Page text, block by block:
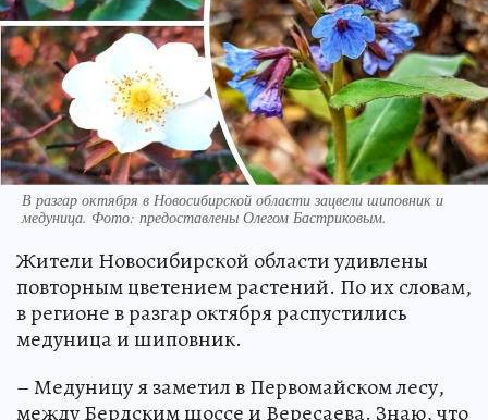
В разгар октября в Новосибирской области зацвели шиповник и
медуница. Фото: предоставлены Олегом Бастриковым.
Жители Новосибирской области удивлены
повторным цветением растений. По их словам,
в регионе в разгар октября распустились
медуница и шиповник.
– Медуницу я заметил в Первомайском лесу,
между Бердским шоссе и Вересаева. Знаю, что